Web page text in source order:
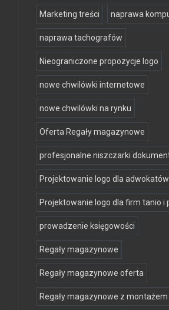
Marketing treści naprawa
naprawa tachografów
Nieograniczone propozycje logo
nowe chwilówki internetowe
nowe chwilówki na rynku
Oferta Regały magazynowe
profesjonalne niszczarki
Projektowanie logo dla adwokatów
Projektowanie logo dla firm tanio i
prowadzenie księgowości
Regały magazynowe
Regały magazynowe oferta
Regały magazynowe z montażem